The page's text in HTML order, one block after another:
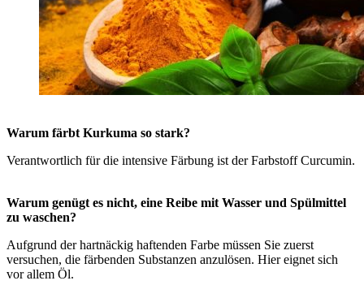
Warum färbt Kurkuma so stark?
Verantwortlich für die intensive Färbung ist der Farbstoff Curcumin.
Warum genügt es nicht, eine Reibe mit Wasser und Spülmittel
zu waschen?
Aufgrund der hartnäckig haftenden Farbe müssen Sie zuerst
versuchen, die färbenden Substanzen anzulösen. Hier eignet sich
vor allem Öl.